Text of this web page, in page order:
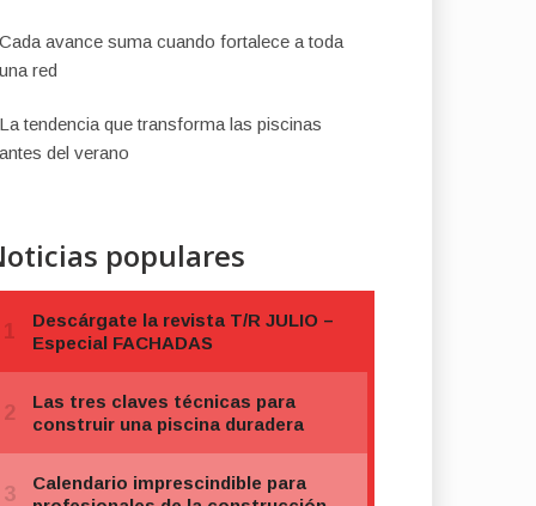
Cada avance suma cuando fortalece a toda
una red
La tendencia que transforma las piscinas
antes del verano
populares